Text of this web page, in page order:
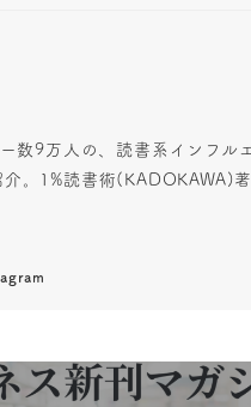
数9万人の、読書系インフル
。1%読書術(KADOKAWA)